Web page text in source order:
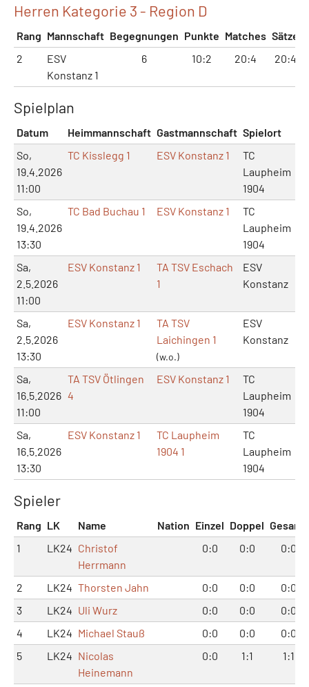
Herren Kategorie 3 - Region D
Rang Mannschaft Begegnungen Punkte Matches Sätze
2
ESV
Konstanz 1
6 10:2 20:4 20:4
Spielplan
Datum Heimmannschaft Gastmannschaft Spielort
So,
19.4.2026
11:00
TC Kisslegg 1 ESV Konstanz 1
TC
Laupheim
1904
So,
19.4.2026
13:30
TC Bad Buchau 1 ESV Konstanz 1
TC
Laupheim
1904
Sa,
2.5.2026
11:00
ESV Konstanz 1
TA TSV Eschach
1
ESV
Konstanz
Sa,
2.5.2026
13:30
ESV Konstanz 1
TA TSV
Laichingen 1
(w.o.)
ESV
Konstanz
Sa,
16.5.2026
11:00
TA TSV Ötlingen
4
ESV Konstanz 1
TC
Laupheim
1904
Sa,
16.5.2026
13:30
ESV Konstanz 1
TC Laupheim
1904 1
TC
Laupheim
1904
Spieler
Rang LK Name Nation Einzel Doppel Gesamt
1
LK24 Christof
Herrmann
0:0 0:0 0:0
2 LK24 Thorsten Jahn 0:0 0:0
0:0
3
LK24 Uli Wurz 0:0 0:0
0:0
4
LK24 Michael Stauß 0:0 0:0
0:0
5
LK24 Nicolas
Heinemann
0:0 1:1 1:1